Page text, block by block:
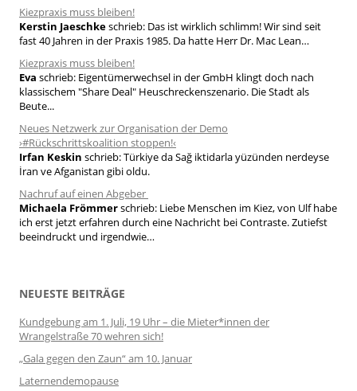
h
:
Kiezpraxis muss bleiben!
Kerstin Jaeschkeschrieb: Das ist wirklich schlimm! Wir sind seit
fast 40 Jahren in der Praxis 1985. Da hatte Herr Dr. Mac Lean…
Kiezpraxis muss bleiben!
Eva schrieb: Eigentümerwechsel in der GmbH klingt doch nach
klassischem "Share Deal" Heuschreckenszenario. Die Stadt als
Beute...
Neues Netzwerk zur Organisation der Demo
›#Rückschrittskoalition stoppen!‹
Irfan Keskin schrieb:Türkiye da Sağ iktidarla yüzünden nerdeyse
İran ve Afganistan gibi oldu.
Nachruf auf einen Abgeber
Michaela Frömmerschrieb: Liebe Menschen im Kiez, von Ulf habe
ich erst jetzt erfahren durch eine Nachricht bei Contraste. Zutiefst
beeindruckt und irgendwie…
NEUESTE BEITRÄGE
Kundgebung am 1. Juli, 19 Uhr – die Mieter*innen der
Wrangelstraße 70 wehren sich!
„Gala gegen den Zaun“ am 10. Januar
Laternendemopause